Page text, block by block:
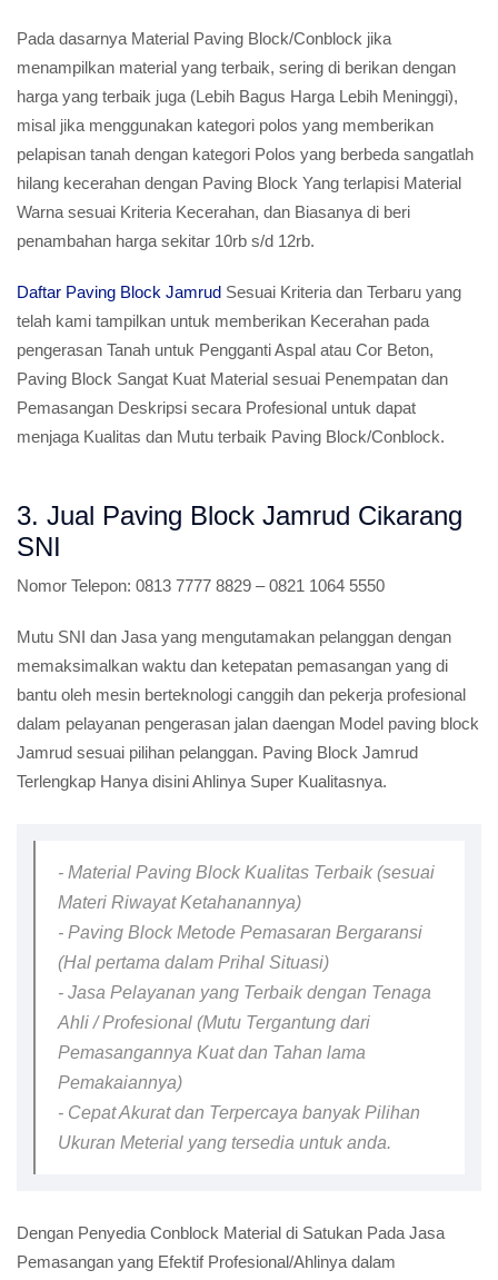
Pada dasarnya Material Paving Block/Conblock jika
menampilkan material yang terbaik, sering di berikan dengan
harga yang terbaik juga (Lebih Bagus Harga Lebih Meninggi),
misal jika menggunakan kategori polos yang memberikan
pelapisan tanah dengan kategori Polos yang berbeda sangatlah
hilang kecerahan dengan Paving Block Yang terlapisi Material
Warna sesuai Kriteria Kecerahan, dan Biasanya di beri
penambahan harga sekitar 10rb s/d 12rb.
Daftar Paving Block Jamrud Sesuai Kriteria dan Terbaru yang
telah kami tampilkan untuk memberikan Kecerahan pada
pengerasan Tanah untuk Pengganti Aspal atau Cor Beton,
Paving Block Sangat Kuat Material sesuai Penempatan dan
Pemasangan Deskripsi secara Profesional untuk dapat
menjaga Kualitas dan Mutu terbaik Paving Block/Conblock.
3. Jual Paving Block Jamrud Cikarang
SNI
Nomor Telepon: 0813 7777 8829 – 0821 1064 5550
Mutu SNI dan Jasa yang mengutamakan pelanggan dengan
memaksimalkan waktu dan ketepatan pemasangan yang di
bantu oleh mesin berteknologi canggih dan pekerja profesional
dalam pelayanan pengerasan jalan daengan Model paving block
Jamrud sesuai pilihan pelanggan. Paving Block Jamrud
Terlengkap Hanya disini Ahlinya Super Kualitasnya.
- Material Paving Block Kualitas Terbaik (sesuai
Materi Riwayat Ketahanannya)
- Paving Block Metode Pemasaran Bergaransi
(Hal pertama dalam Prihal Situasi)
- Jasa Pelayanan yang Terbaik dengan Tenaga
Ahli / Profesional (Mutu Tergantung dari
Pemasangannya Kuat dan Tahan lama
Pemakaiannya)
- Cepat Akurat dan Terpercaya banyak Pilihan
Ukuran Meterial yang tersedia untuk anda.
Dengan Penyedia Conblock Material di Satukan Pada Jasa
Pemasangan yang Efektif Profesional/Ahlinya dalam